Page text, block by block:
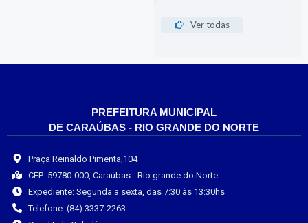
Ver todas
PREFEITURA MUNICIPAL
DE CARAÚBAS - RIO GRANDE DO NORTE
Praça Reinaldo Pimenta,104
CEP: 59780-000, Caraúbas - Rio grande do Norte
Expediente: Segunda a sexta, das 7:30 às 13:30hs
Telefone: (84) 3337-2263